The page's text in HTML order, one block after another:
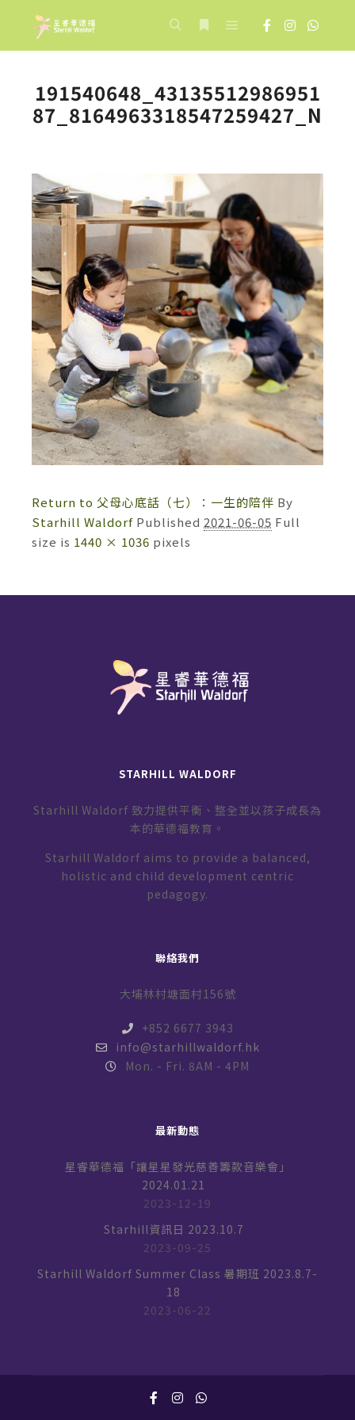
191540648_43135512986951
87_8164963318547259427_N
Return to 父母心底話（七）：一生的陪伴 By
Starhill Waldorf Published 2021-06-05 Full
size is 1440 × 1036 pixels
STARHILL WALDORF
Starhill Waldorf 致力提供平衡、整全並以孩子成長為
本的華德福教育。
Starhill Waldorf aims to provide a balanced,
holistic and child development centric
pedagogy.
聯絡我們
大埔林村塘面村156號
+852 6677 3943
info@starhillwaldorf.hk
Mon. - Fri. 8AM - 4PM
最新動態
星睿華德福「讓星星發光慈善籌款音樂會」
2024.01.21
2023-12-19
Starhill資訊日 2023.10.7
2023-09-25
Starhill Waldorf Summer Class 暑期班 2023.8.7-
18
2023-06-22